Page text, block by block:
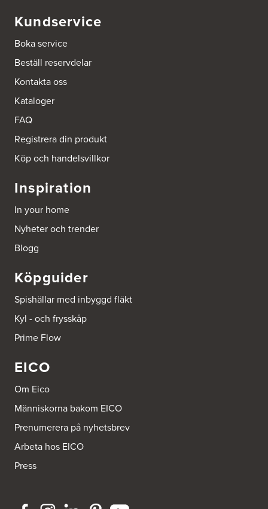
Kundservice
Boka service
Beställ reservdelar
Kontakta oss
Kataloger
FAQ
Registrera din produkt
Köp och handelsvillkor
Inspiration
In your home
Nyheter och trender
Blogg
Köpguider
Spishällar med inbyggd fläkt
Kyl - och frysskåp
Prime Flow
EICO
Om Eico
Människorna bakom EICO
Prenumerera på nyhetsbrev
Arbeta hos EICO
Press